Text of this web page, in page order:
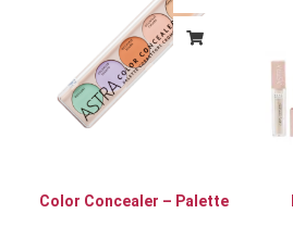
Color Concealer – Palette